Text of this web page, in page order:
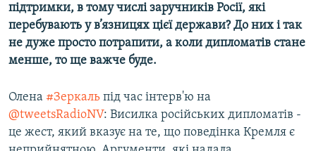
підтримки, в тому числі заручників Росії, які
перебувають у в’язницях цієї держави? До них і так
не дуже просто потрапити, а коли дипломатів стане
менше, то ще важче буде.
Олена #Зеркаль під час інтерв'ю на
@tweetsRadioNV: Висилка російських дипломатів -
це жест, який вказує на те, що поведінка Кремля є